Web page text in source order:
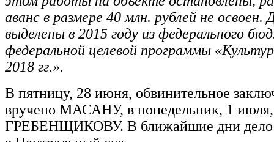
аванс в размере 40 млн. рублей не освоен.
выделены в 2015 году из федерального
федеральной целевой программы
2018 гг.».
В пятницу, 28 июня, обвинительное
вручено МАСАНУ, в понедельник, 1
ГРЕБЕНЩИКОВУ. В ближайшие дни дело